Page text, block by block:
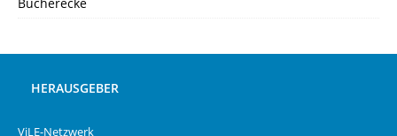
HERAUSGEBER
ViLE-Netzwerk